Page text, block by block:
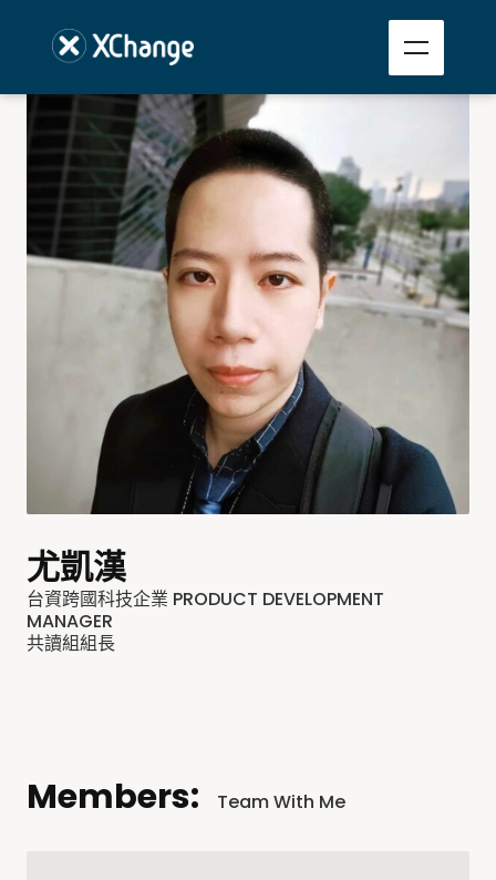
尤凱漢
台資跨國科技企業 PRODUCT DEVELOPMENT
MANAGER
共讀組組長
Members: Team With Me